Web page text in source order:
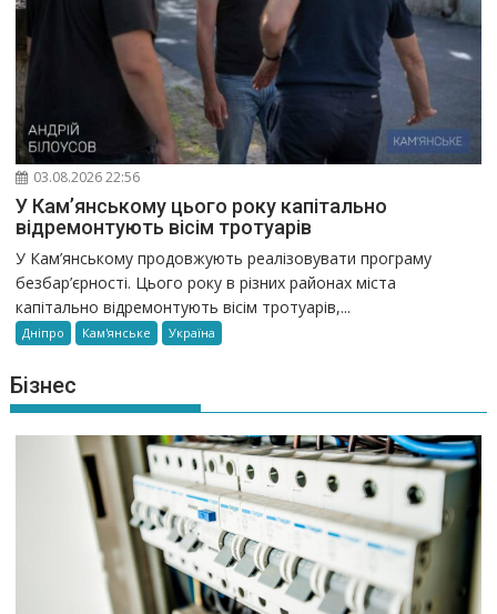
03.08.2026 22:56
У Кам’янському цього року капітально
відремонтують вісім тротуарів
У Кам’янському продовжують реалізовувати програму
безбар’єрності. Цього року в різних районах міста
капітально відремонтують вісім тротуарів,...
Дніпро Кам'янське Україна
Бізнес